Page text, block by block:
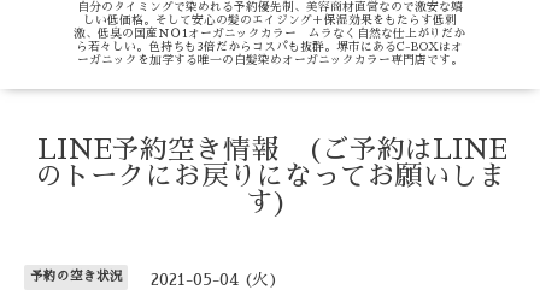
自分のタイミングで染めれる予約優先制、美容商材直営なので激安な嬉
しい低価格。そして安心の髪のエイジング＋保湿効果をもたらす低刺
激、低臭の国産ＮＯ1オーガニックカラー ムラなく自然な仕上がりだか
ら若々しい。色持ちも3倍だからコスパも抜群。堺市にあるC-BOXはオ
ーガニックを加学する唯一の白髪染めオーガニックカラー専門店です。
LINE予約空き情報 (ご予約はLINE
のトークにお戻りになってお願いしま
す)
予約の空き状況 2021-05-04 (火)